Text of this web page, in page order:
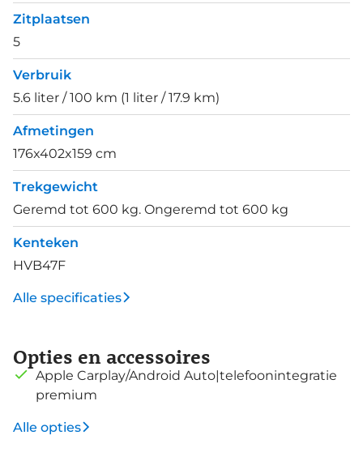
Zitplaatsen
5
Verbruik
5.6 liter / 100 km (1 liter / 17.9 km)
Afmetingen
176x402x159 cm
Trekgewicht
Geremd tot 600 kg. Ongeremd tot 600 kg
Kenteken
HVB47F
Alle specificaties
Opties en accessoires
Apple Carplay/Android Auto|telefoonintegratie
premium
Alle opties